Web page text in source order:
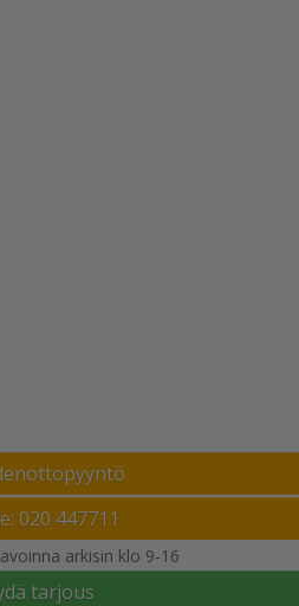
020 447711
arkisin klo 9-16
tarjous